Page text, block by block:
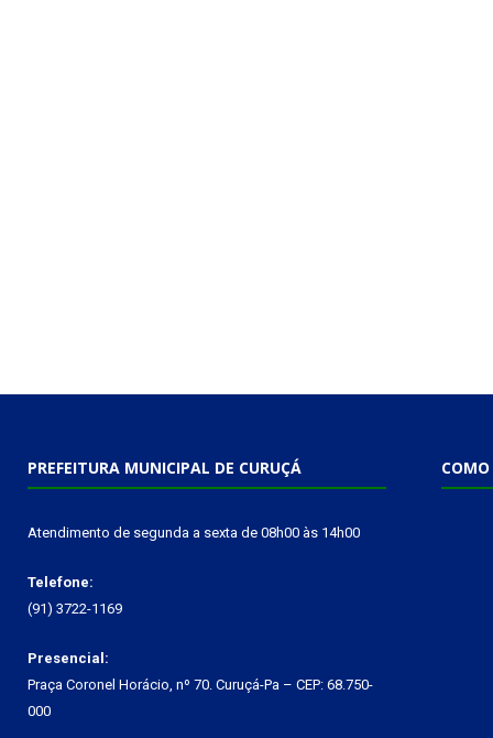
PREFEITURA MUNICIPAL DE CURUÇÁ
Atendimento de segunda a sexta de 08h00 às 14h00
Telefone:
(91) 3722-1169
Presencial:
Praça Coronel Horácio, nº 70. Curuçá-Pa – CEP: 68.750-
000
COMO